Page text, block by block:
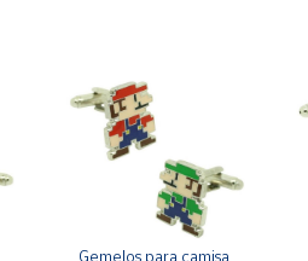
Gemelos para camisa